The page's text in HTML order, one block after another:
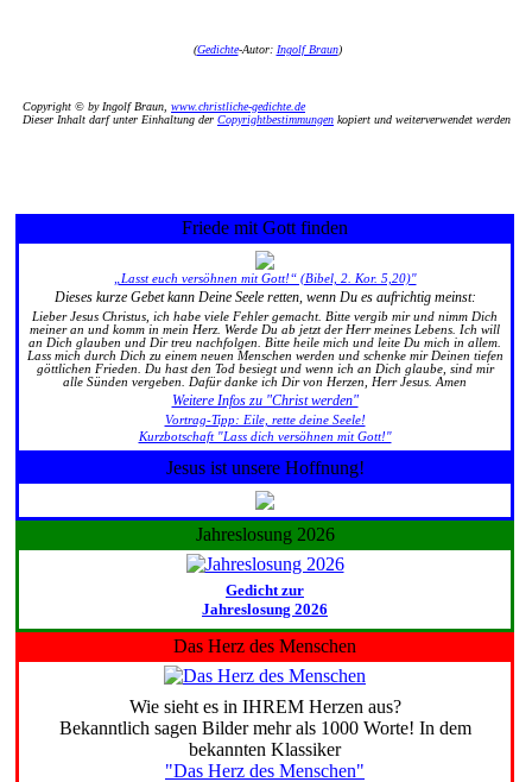
(Gedichte-Autor: Ingolf Braun)
Copyright © by Ingolf Braun, www.christliche-gedichte.de
Dieser Inhalt darf unter Einhaltung der Copyrightbestimmungen kopiert und weiterverwendet werden
Friede mit Gott finden
„Lasst euch versöhnen mit Gott!“ (Bibel, 2. Kor. 5,20)"
Dieses kurze Gebet kann Deine Seele retten, wenn Du es aufrichtig meinst:
Lieber Jesus Christus, ich habe viele Fehler gemacht. Bitte vergib mir und nimm Dich
meiner an und komm in mein Herz. Werde Du ab jetzt der Herr meines Lebens. Ich will
an Dich glauben und Dir treu nachfolgen. Bitte heile mich und leite Du mich in allem.
Lass mich durch Dich zu einem neuen Menschen werden und schenke mir Deinen tiefen
göttlichen Frieden. Du hast den Tod besiegt und wenn ich an Dich glaube, sind mir
alle Sünden vergeben. Dafür danke ich Dir von Herzen, Herr Jesus. Amen
Weitere Infos zu "Christ werden"
Vortrag-Tipp: Eile, rette deine Seele!
Kurzbotschaft "Lass dich versöhnen mit Gott!"
Jesus ist unsere Hoffnung!
Jahreslosung 2026
Gedicht zur
Jahreslosung 2026
Das Herz des Menschen
Wie sieht es in IHREM Herzen aus?
Bekanntlich sagen Bilder mehr als 1000 Worte! In dem
bekannten Klassiker
"Das Herz des Menschen"